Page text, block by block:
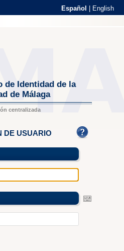
Español English
de Identidad de la
de Málaga
centralizada
DE USUARIO